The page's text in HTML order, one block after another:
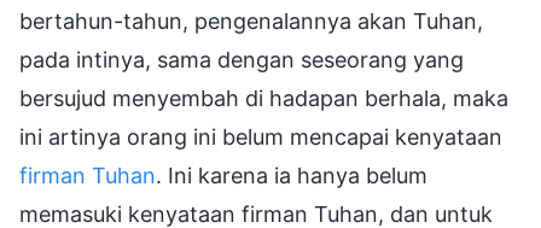
bertahun-tahun, pengenalannya akan Tuhan,
pada intinya, sama dengan seseorang yang
bersujud menyembah di hadapan berhala, maka
ini artinya orang ini belum mencapai kenyataan
firman Tuhan. Ini karena ia hanya belum
memasuki kenyataan firman Tuhan, dan untuk